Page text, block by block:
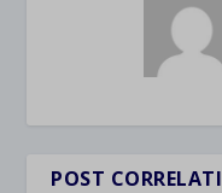
POST CORRELATI